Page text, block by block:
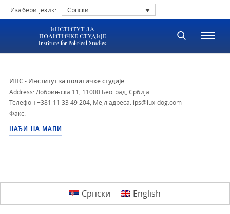
Изабери језик: Српски
ИНСТИТУТ ЗА
ПОЛИТИЧКЕ СТУДИЈЕ
Institute for Political Studies
ИПС - Институт за политичке студије
Address: Добрињска 11, 11000 Београд, Србија
Телефон +381 11 33 49 204 Мејл адреса: ips@lux-dog.com
Факс:
НАЂИ НА МАПИ
Српски English